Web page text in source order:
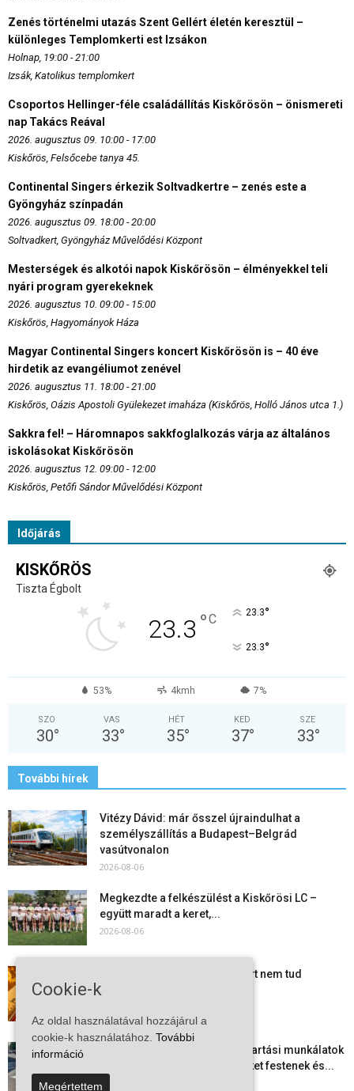
Zenés történelmi utazás Szent Gellért életén keresztül –
különleges Templomkerti est Izsákon
Holnap, 19:00 - 21:00
Izsák, Katolikus templomkert
Csoportos Hellinger-féle családállítás Kiskőrösön – önismereti
nap Takács Reával
2026. augusztus 09. 10:00 - 17:00
Kiskőrös, Felsőcebe tanya 45.
Continental Singers érkezik Soltvadkertre – zenés este a
Gyöngyház színpadán
2026. augusztus 09. 18:00 - 20:00
Soltvadkert, Gyöngyház Művelődési Központ
Mesterségek és alkotói napok Kiskőrösön – élményekkel teli
nyári program gyerekeknek
2026. augusztus 10. 09:00 - 15:00
Kiskőrös, Hagyományok Háza
Magyar Continental Singers koncert Kiskőrösön is – 40 éve
hirdetik az evangéliumot zenével
2026. augusztus 11. 18:00 - 21:00
Kiskőrös, Oázis Apostoli Gyülekezet imaháza (Kiskőrös, Holló János utca 1.)
Sakkra fel! – Háromnapos sakkfoglalkozás várja az általános
iskolásokat Kiskőrösön
2026. augusztus 12. 09:00 - 12:00
Kiskőrös, Petőfi Sándor Művelődési Központ
Időjárás
KISKŐRÖS
Tiszta Égbolt
23.3 °C 23.3°
23.3°
53% 4kmh 7%
SZO
30°
VAS
33°
HÉT
35°
KED
37°
SZE
33°
További hírek
Vitézy Dávid: már ősszel újraindulhat a
személyszállítás a Budapest–Belgrád
vasútvonalon
2026-08-06
Megkezdte a felkészülést a Kiskőrösi LC –
együtt maradt a keret,...
2026-08-06
Mi történik Európa felett? Ezért nem tud
szabadulni a kontinens a...
Folyamatosak a nyári karbantartási munkálatok
Kiskőrösön – útburkolati jeleket festenek és...
2026-08-05
Cookie-k
Az oldal használatával hozzájárul a
cookie-k használatához. További
információ
Megértettem